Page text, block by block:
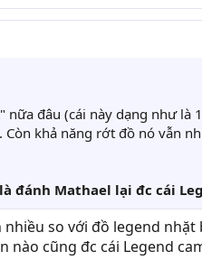
đâu (cái này dạng như
khả năng rớt đồ nó vẫn
đánh Mathael lại đc cái
so với đồ legend
cũng đc cái Legend